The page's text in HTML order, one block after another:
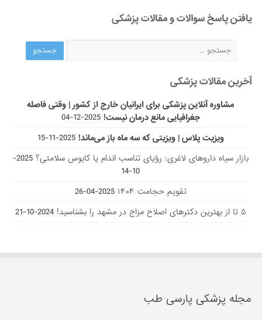
یافتن پاسخ سوالات و مقالات پزشکی
آخرین مقالات پزشکی
مشاوره آنلاین پزشکی برای ایرانیان خارج از کشور | وقتی فاصله
جغرافیایی مانع درمان نیست! 2025-12-04
ویزیت پلاس | ویزیتی که سه ماه باز می‌ماند! 2025-11-15
بازار سیاه داروهای لاغری: رؤیای تناسب اندام یا کابوس سلامتی؟
2025-
10-14
تقویم حجامت ۱۴۰۴
2025-04-26
۵ تا از بهترین دکتر‌های اصلاح مزاج در مشهد را بشناسید!
2024-10-21
مجله پزشکی پارسی طب